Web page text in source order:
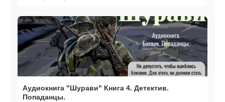
Аудиокнига "Шурави" Книга 4. Детектив.
Попаданцы.